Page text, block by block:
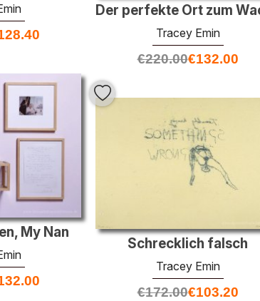
Tracey Emin
€220.00€132.00
My Nan
Schrecklich falsch
Tracey Emin
€172.00€103.20